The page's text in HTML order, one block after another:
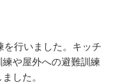
を行いました。キッチ
や屋外への避難訓練
した。